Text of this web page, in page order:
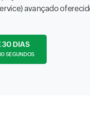
avançado
30 DIAS
SEGUNDOS